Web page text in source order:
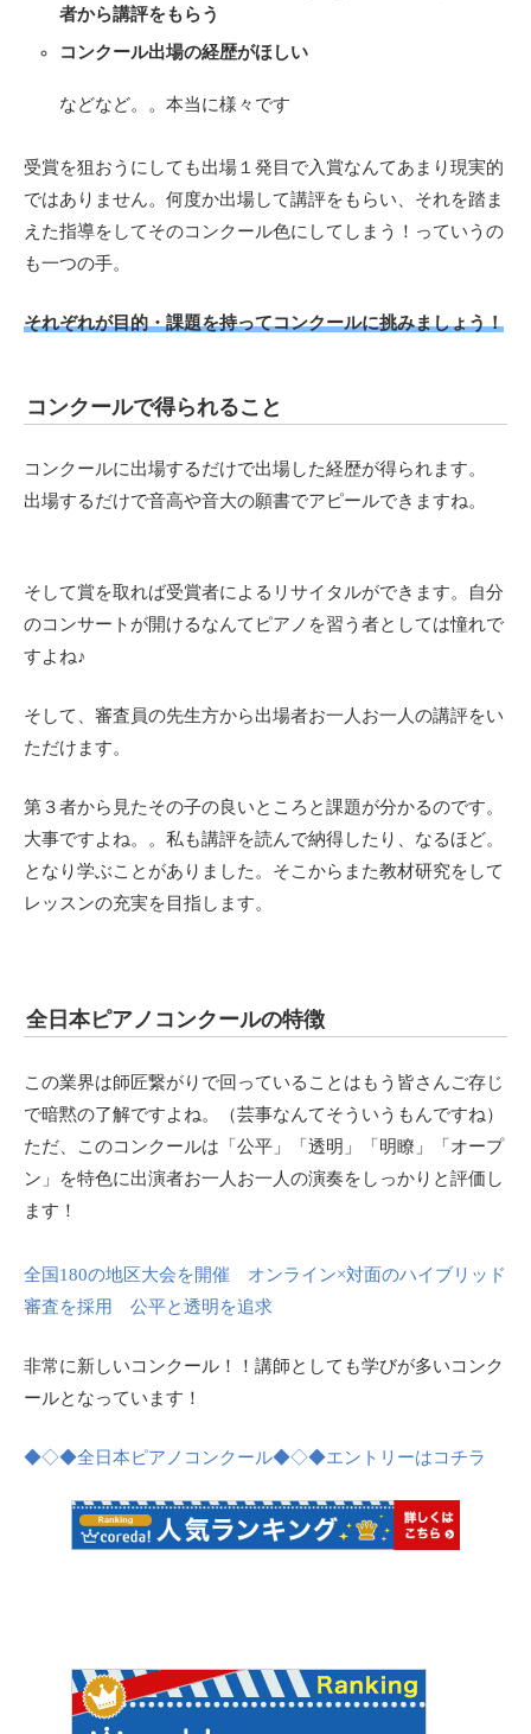
者から講評をもらう
コンクール出場の経歴がほしい
などなど。。本当に様々です
受賞を狙おうにしても出場１発目で入賞なんてあまり現実的
ではありません。何度か出場して講評をもらい、それを踏ま
えた指導をしてそのコンクール色にしてしまう！っていうの
も一つの手。
それぞれが目的・課題を持ってコンクールに挑みましょう！
コンクールで得られること
コンクールに出場するだけで出場した経歴が得られます。
出場するだけで音高や音大の願書でアピールできますね。
そして賞を取れば受賞者によるリサイタルができます。自分
のコンサートが開けるなんてピアノを習う者としては憧れで
すよね♪
そして、審査員の先生方から出場者お一人お一人の講評をい
ただけます。
第３者から見たその子の良いところと課題が分かるのです。
大事ですよね。。私も講評を読んで納得したり、なるほど。
となり学ぶことがありました。そこからまた教材研究をして
レッスンの充実を目指します。
全日本ピアノコンクールの特徴
この業界は師匠繋がりで回っていることはもう皆さんご存じ
で暗黙の了解ですよね。（芸事なんてそういうもんですね）
ただ、このコンクールは「公平」「透明」「明瞭」「オープ
ン」を特色に出演者お一人お一人の演奏をしっかりと評価し
ます！
全国180の地区大会を開催 オンライン×対面のハイブリッド
審査を採用 公平と透明を追求
非常に新しいコンクール！！講師としても学びが多いコンク
ールとなっています！
◆◇◆全日本ピアノコンクール◆◇◆エントリーはコチラ